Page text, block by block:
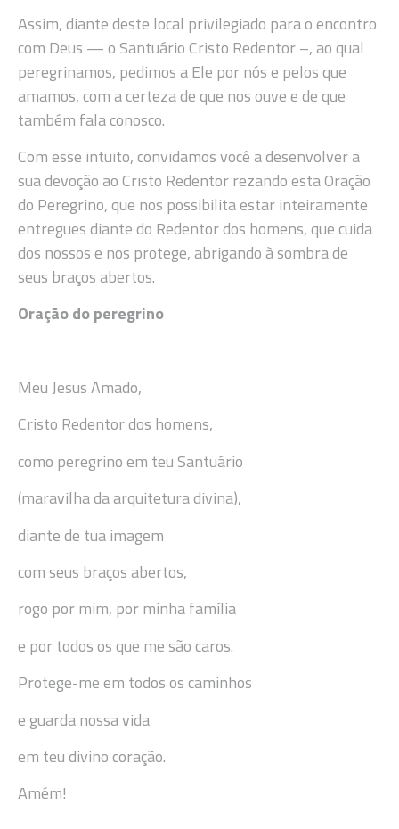
Assim, diante deste local privilegiado para o encontro
com Deus — o Santuário Cristo Redentor –, ao qual
peregrinamos, pedimos a Ele por nós e pelos que
amamos, com a certeza de que nos ouve e de que
também fala conosco.
Com esse intuito, convidamos você a desenvolver a
sua devoção ao Cristo Redentor rezando esta Oração
do Peregrino, que nos possibilita estar inteiramente
entregues diante do Redentor dos homens, que cuida
dos nossos e nos protege, abrigando à sombra de
seus braços abertos.
Oração do peregrino
Meu Jesus Amado,
Cristo Redentor dos homens,
como peregrino em teu Santuário
(maravilha da arquitetura divina),
diante de tua imagem
com seus braços abertos,
rogo por mim, por minha família
e por todos os que me são caros.
Protege-me em todos os caminhos
e guarda nossa vida
em teu divino coração.
Amém!